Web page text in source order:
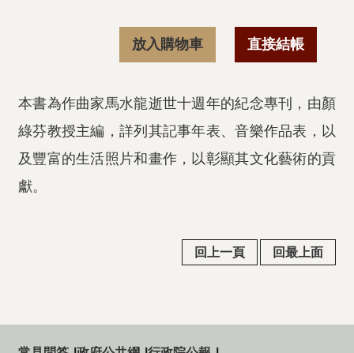
放入購物車 直接結帳
本書為作曲家馬水龍逝世十週年的紀念專刊，由顏
綠芬教授主編，詳列其記事年表、音樂作品表，以
及豐富的生活照片和畫作，以彰顯其文化藝術的貢
獻。
回上一頁 回最上面